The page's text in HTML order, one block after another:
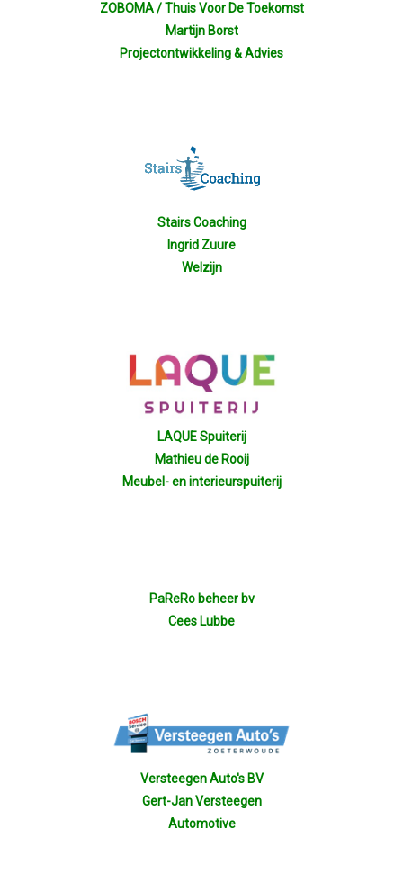
ZOBOMA / Thuis Voor De Toekomst
Martijn Borst
Projectontwikkeling & Advies
Stairs Coaching
Ingrid Zuure
Welzijn
LAQUE Spuiterij
Mathieu de Rooij
Meubel- en interieurspuiterij
PaReRo beheer bv
Cees Lubbe
Versteegen Auto's BV
Gert-Jan Versteegen
Automotive